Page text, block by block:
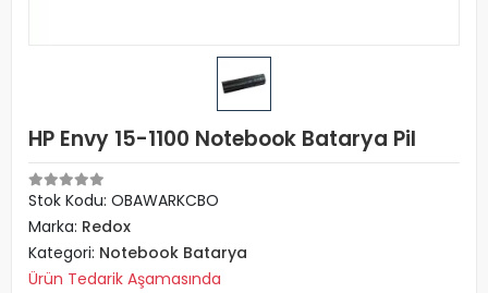
HP Envy 15-1100 Notebook Batarya Pil
Stok Kodu: OBAWARKCBO
Marka: Redox
Kategori: Notebook Batarya
Ürün Tedarik Aşamasında